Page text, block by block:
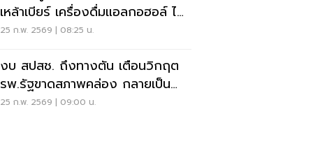
เหล้าเบียร์ เครื่องดื่มแอลกอฮอล์ ได้
หรือไม่
25 ก.พ. 2569 | 08:25 น.
งบ สปสช. ถึงทางตัน เตือนวิกฤต
รพ.รัฐขาดสภาพคล่อง กลายเป็น
"ระเบิดเวลา" ลูกใหญ่
25 ก.พ. 2569 | 09:00 น.